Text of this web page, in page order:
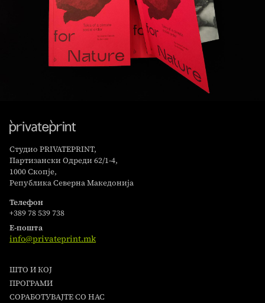
Студио PRIVATEPRINT,
Партизански Одреди 62/1-4,
1000 Скопје,
Република Северна Македонија
Телефон
+389 78 539 738
Е-пошта
info@privateprint.mk
ШТО И КОЈ
ПРОГРАМИ
СОРАБОТУВАЈТЕ СО НАС